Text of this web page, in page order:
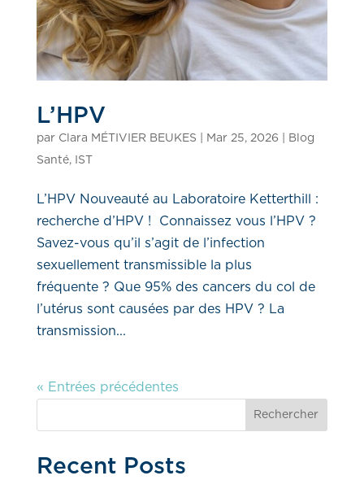
L’HPV
par Clara MÉTIVIER BEUKES Mar 25, 2026
Blog
Santé, IST
L’HPV Nouveauté au Laboratoire Ketterthill :
recherche d’HPV ! Connaissez vous l’HPV ?
Savez-vous qu’il s’agit de l’infection
sexuellement transmissible la plus
fréquente ? Que 95% des cancers du col de
l’utérus sont causées par des HPV ? La
transmission...
« Entrées précédentes
Rechercher
Recent Posts